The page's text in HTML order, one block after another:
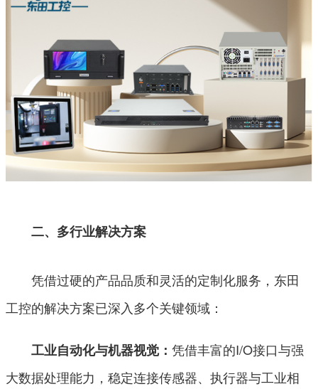
二、多行业解决方案
凭借过硬的产品品质和灵活的定制化服务，东田
工控的解决方案已深入多个关键领域：
工业自动化与机器视觉：凭借丰富的I/O接口与强
大数据处理能力，稳定连接传感器、执行器与工业相